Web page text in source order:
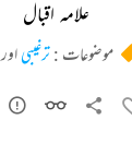
علامہ اقبال
موضوعات :ترغیبیاور